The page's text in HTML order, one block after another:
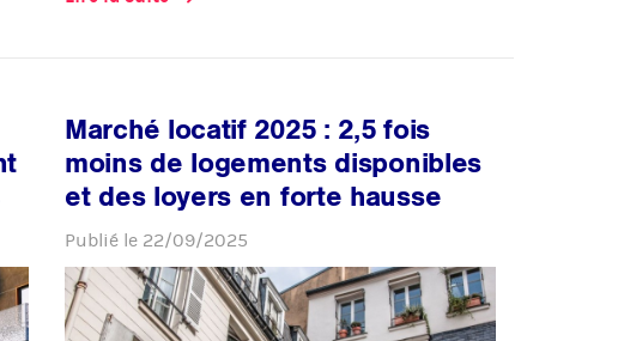
Marché locatif 2025 : 2,5 fois
moins de logements disponibles
et des loyers en forte hausse
Publié le 22/09/2025